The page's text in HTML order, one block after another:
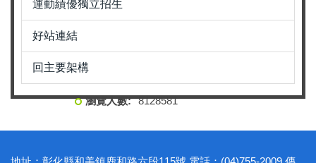
運動績優獨立招生
好站連結
回主要架構
8128581